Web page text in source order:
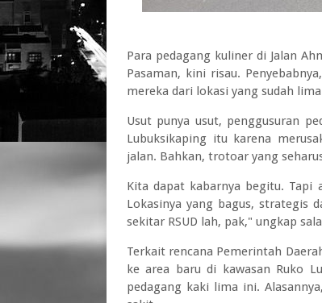
Para pedagang kuliner di Jalan
Pasaman, kini risau.
mereka dari lokasi yang sudah
Usut punya usut, penggusuran
Lubuksikaping itu karena
jalan. Bahkan, trotoar yang
Kita dapat kabarnya begitu. Tapi
Lokasinya yang bagus, strategis
sekitar RSUD lah, pak," ungkap
Terkait rencana Pemerintah
ke area baru di kawasan Ruko
pedagang kaki lima ini.